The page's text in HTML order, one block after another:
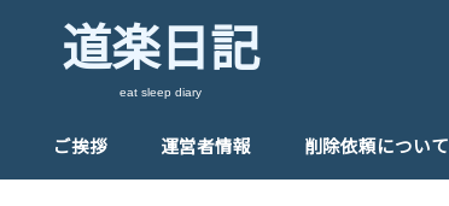
道楽日記
eat sleep diary
ご挨拶 運営者情報 削除依頼について